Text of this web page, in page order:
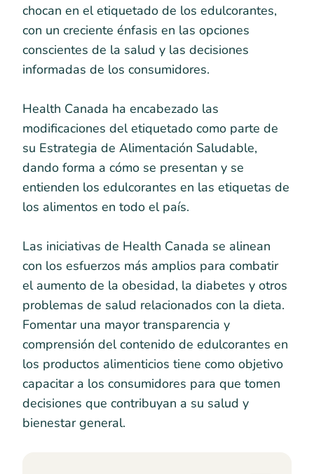
chocan en el etiquetado de los edulcorantes,
con un creciente énfasis en las opciones
conscientes de la salud y las decisiones
informadas de los consumidores.
Health Canada ha encabezado las
modificaciones del etiquetado como parte de
su Estrategia de Alimentación Saludable,
dando forma a cómo se presentan y se
entienden los edulcorantes en las etiquetas de
los alimentos en todo el país.
Las iniciativas de Health Canada se alinean
con los esfuerzos más amplios para combatir
el aumento de la obesidad, la diabetes y otros
problemas de salud relacionados con la dieta.
Fomentar una mayor transparencia y
comprensión del contenido de edulcorantes en
los productos alimenticios tiene como objetivo
capacitar a los consumidores para que tomen
decisiones que contribuyan a su salud y
bienestar general.